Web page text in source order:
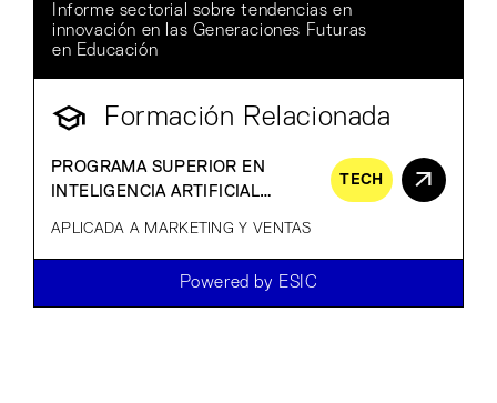
Informe sectorial sobre tendencias en
innovación en las Generaciones Futuras
en Educación
Formación Relacionada
PROGRAMA SUPERIOR EN
INTELIGENCIA ARTIFICIAL
TECH
APLICADA A MARKETING Y VENTAS
Powered by ESIC